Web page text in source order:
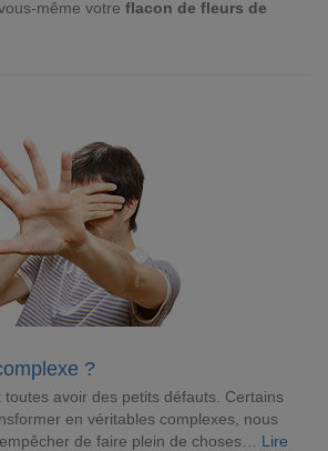
même votre flacon de fleurs de
?
toutes avoir des petits défauts. Certains
en véritables complexes, nous
de faire plein de choses… Lire